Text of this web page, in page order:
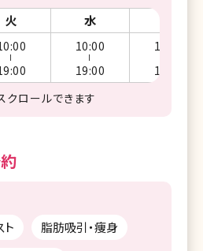
火 水
10:00
19:00
10:00
19:00
クロールできます
ト
脂肪吸引・痩身